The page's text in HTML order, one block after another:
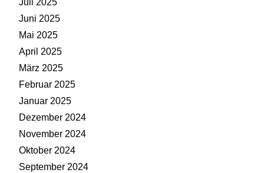
Juli 2025
Juni 2025
Mai 2025
April 2025
März 2025
Februar 2025
Januar 2025
Dezember 2024
November 2024
Oktober 2024
September 2024